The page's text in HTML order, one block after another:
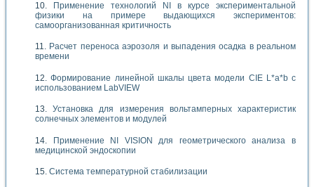
Применение технологий NI в курсе экспериментальной
физики на примере выдающихся экспериментов:
самоорганизованная критичность
Расчет переноса аэрозоля и выпадения осадка в реальном
времени
Формирование линейной шкалы цвета модели CIE L*a*b с
использованием LabVIEW
Установка для измерения вольтамперных характеристик
солнечных элементов и модулей
Применение NI VISION для геометрического анализа в
медицинской эндоскопии
Система температурной стабилизации